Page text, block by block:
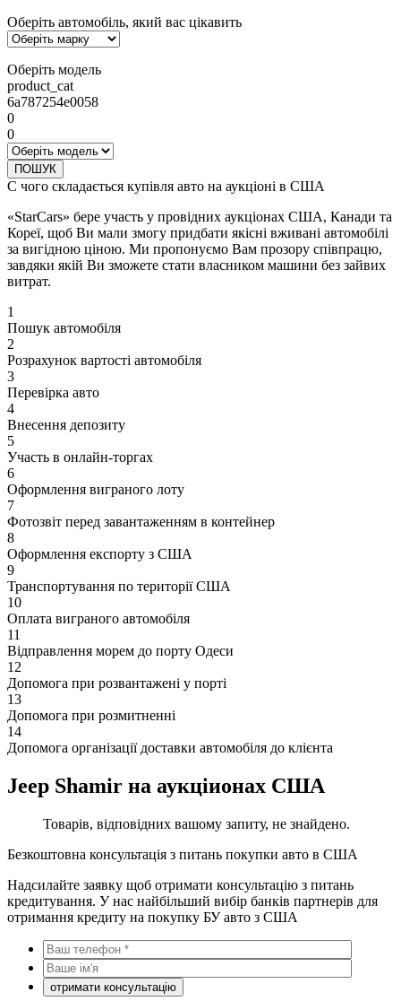
Оберіть автомобіль, який вас цікавить
Оберіть модель
product_cat
6a787254e0058
0
0
ПОШУК
С чого складається купівля авто на аукціоні в США
«StarCars» бере участь у провідних аукціонах США, Канади та
Кореї, щоб Ви мали змогу придбати якісні вживані автомобілі
за вигідною ціною. Ми пропонуємо Вам прозору співпрацю,
завдяки якій Ви зможете стати власником машини без зайвих
витрат.
1
Пошук автомобіля
2
Розрахунок вартості автомобіля
3
Перевірка авто
4
Внесення депозиту
5
Участь в онлайн-торгах
6
Оформлення виграного лоту
7
Фотозвіт перед завантаженням в контейнер
8
Оформлення експорту з США
9
Транспортування по території США
10
Оплата виграного автомобіля
11
Відправлення морем до порту Одеси
12
Допомога при розвантажені у порті
13
Допомога при розмитненні
14
Допомога організації доставки автомобіля до клієнта
Jeep Shamir на аукціионах США
Товарів, відповідних вашому запиту, не знайдено.
Безкоштовна консультація з питань покупки авто в США
Надсилайте заявку щоб отримати консультацію з питань
кредитування. У нас найбільший вибір банків партнерів для
отримання кредиту на покупку БУ авто з США